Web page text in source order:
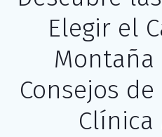
Elegir el
Montaña
Consejos